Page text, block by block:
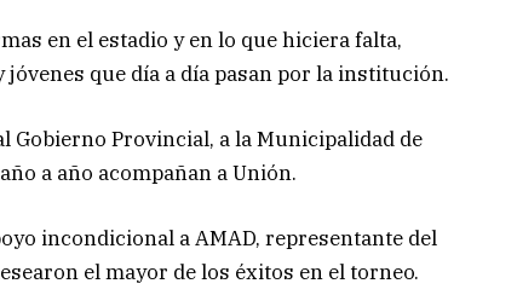
en el estadio y en lo que hiciera falta,
que día a día pasan por la institución.
Gobierno Provincial, a la Municipalidad de
a año acompañan a Unión.
incondicional a AMAD, representante del
el mayor de los éxitos en el torneo.